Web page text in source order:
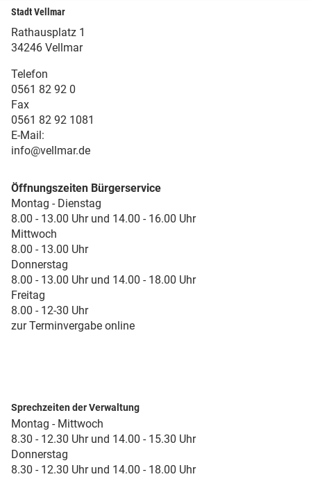
Stadt Vellmar
Rathausplatz 1
34246 Vellmar
Telefon
0561 82 92 0
Fax
0561 82 92 1081
E-Mail:
info@vellmar.de
Öffnungszeiten Bürgerservice
Montag - Dienstag
8.00 - 13.00 Uhr und 14.00 - 16.00 Uhr
Mittwoch
8.00 - 13.00 Uhr
Donnerstag
8.00 - 13.00 Uhr und 14.00 - 18.00 Uhr
Freitag
8.00 - 12-30 Uhr
zur Terminvergabe online
Sprechzeiten der Verwaltung
Montag - Mittwoch
8.30 - 12.30 Uhr und 14.00 - 15.30 Uhr
Donnerstag
8.30 - 12.30 Uhr und 14.00 - 18.00 Uhr